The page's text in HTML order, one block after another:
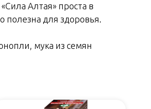
Алтая» проста в
полезна для здоровья.
мука из семян